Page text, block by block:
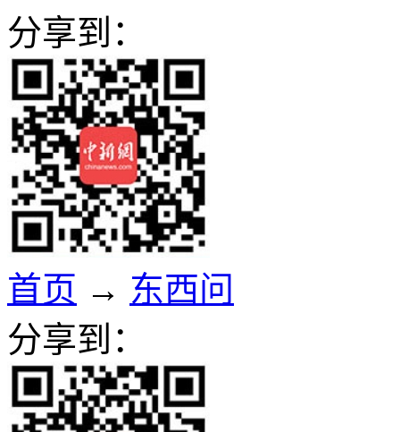
分享到：
首页 → 东西问
分享到：